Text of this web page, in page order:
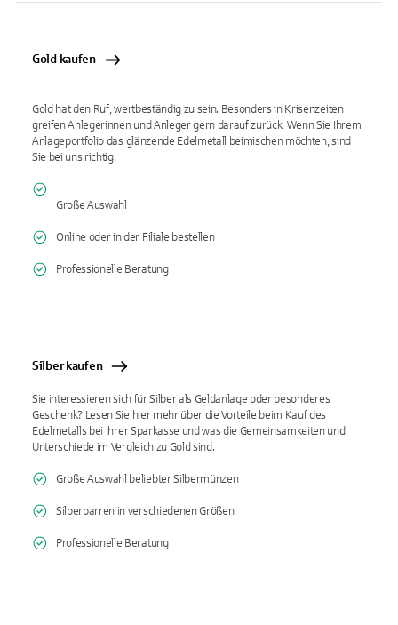
Gold kaufen
Gold hat den Ruf, wertbeständig zu sein. Besonders in Krisenzeiten
greifen Anlegerinnen und Anleger gern darauf zurück. Wenn Sie Ihrem
Anlageportfolio das glänzende Edelmetall beimischen möchten, sind
Sie bei uns richtig.
Große Auswahl
Online oder in der Filiale bestellen
Professionelle Beratung
Silber kaufen
Sie interessieren sich für Silber als Geldanlage oder besonderes
Geschenk? Lesen Sie hier mehr über die Vorteile beim Kauf des
Edelmetalls bei Ihrer Sparkasse und was die Gemeinsamkeiten und
Unterschiede im Vergleich zu Gold sind.
Große Auswahl beliebter Silbermünzen
Silberbarren in verschiedenen Größen
Professionelle Beratung